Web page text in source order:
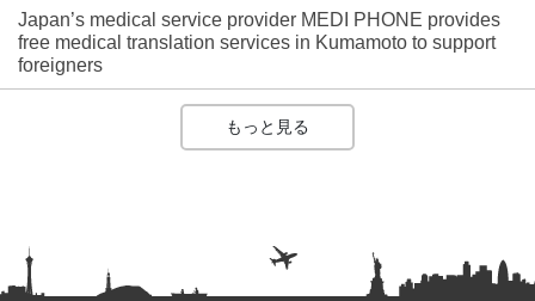
Japan’s medical service provider MEDI PHONE provides
free medical translation services in Kumamoto to support
foreigners
もっと見る